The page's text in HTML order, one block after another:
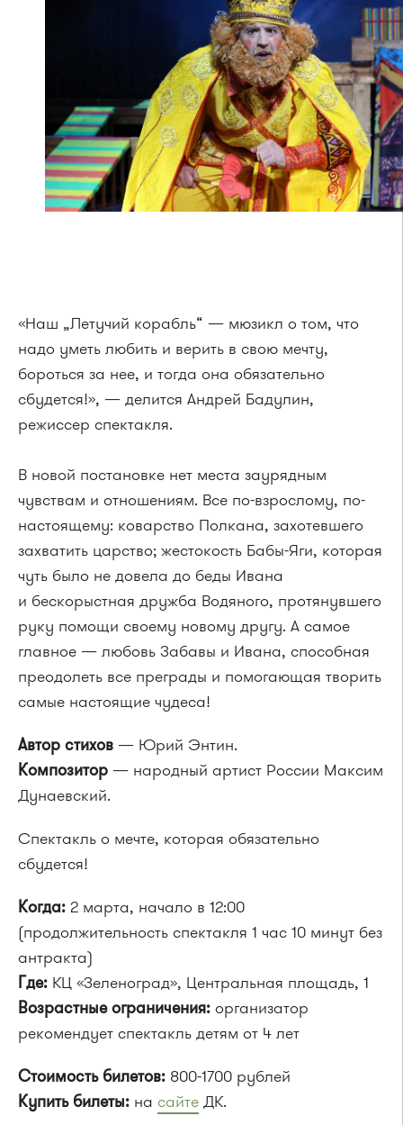
«Наш „Летучий корабль“ — мюзикл о том, что
надо уметь любить и верить в свою мечту,
бороться за нее, и тогда она обязательно
сбудется!», — делится Андрей Бадулин,
режиссер спектакля.
В новой постановке нет места заурядным
чувствам и отношениям. Все по-взрослому, по-
настоящему: коварство Полкана, захотевшего
захватить царство; жестокость Бабы-Яги, которая
чуть было не довела до беды Ивана
и бескорыстная дружба Водяного, протянувшего
руку помощи своему новому другу. А самое
главное — любовь Забавы и Ивана, способная
преодолеть все преграды и помогающая творить
самые настоящие чудеса!
Автор стихов — Юрий Энтин.
Композитор — народный артист России Максим
Дунаевский.
Спектакль о мечте, которая обязательно
сбудется!
Когда: 2 марта, начало в 12:00
(продолжительность спектакля 1 час 10 минут без
антракта)
Где: КЦ «Зеленоград», Центральная площадь, 1
Возрастные ограничения: организатор
рекомендует спектакль детям от 4 лет
Стоимость билетов: 800-1700 рублей
Купить билеты: на сайте ДК.